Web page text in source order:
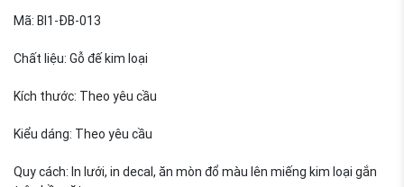
Mã: BI1-ĐB-013
Chất liệu: Gỗ đế kim loại
Kích thước: Theo yêu cầu
Kiểu dáng: Theo yêu cầu
Quy cách: In lưới, in decal, ăn mòn đổ màu lên miếng kim loại gắn